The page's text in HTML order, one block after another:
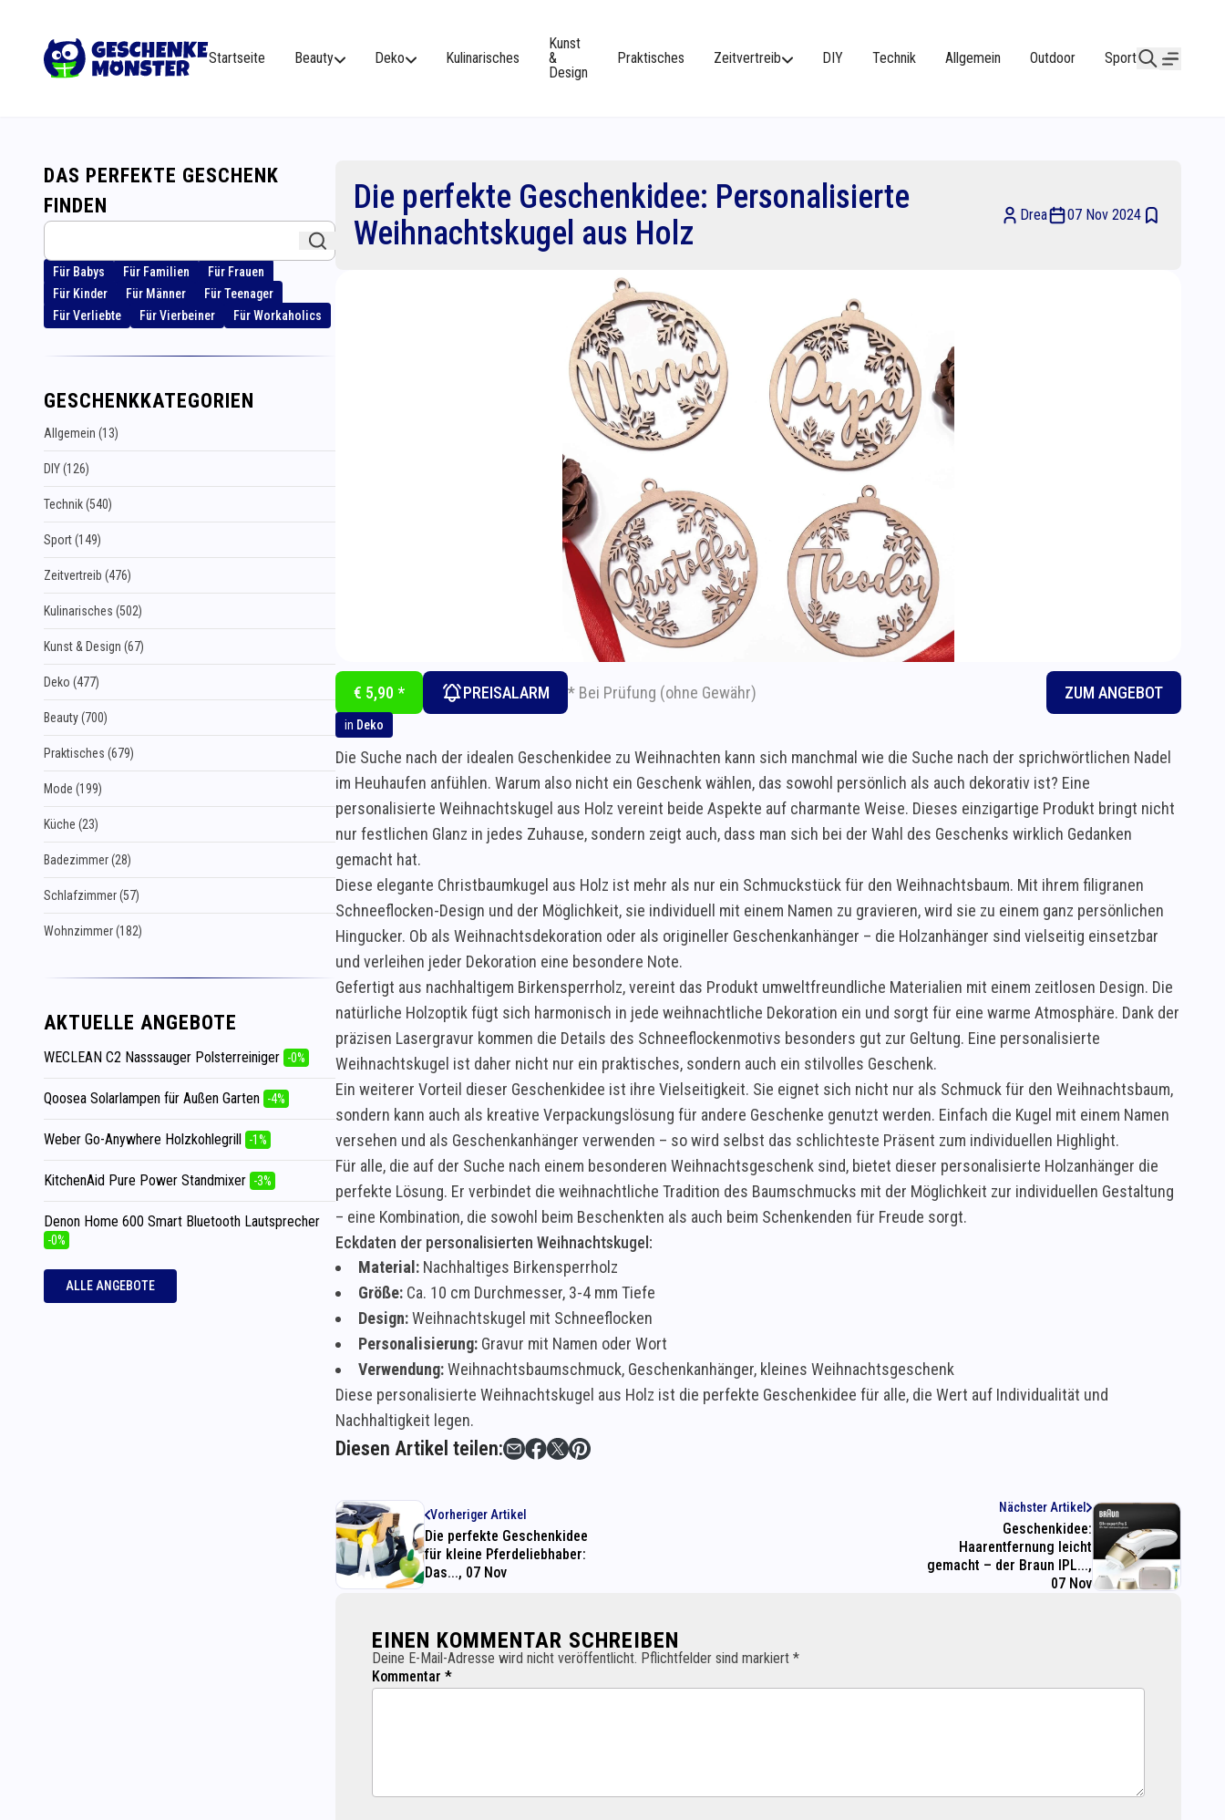
Startseite Beauty Deko Kulinarisches
Kunst
&
Design
Praktisches Zeitvertreib DIY Technik Allgemein Outdoor Sport
Die perfekte Geschenkidee: Personalisierte
Weihnachtskugel aus Holz
Drea 07 Nov 2024
€ 5,90 * PREISALARM * Bei Prüfung (ohne Gewähr) ZUM ANGEBOT
in Deko
Die Suche nach der idealen Geschenkidee zu Weihnachten kann sich manchmal wie die Suche nach der sprichwörtlichen Nadel
im Heuhaufen anfühlen. Warum also nicht ein Geschenk wählen, das sowohl persönlich als auch dekorativ ist? Eine
personalisierte Weihnachtskugel aus Holz vereint beide Aspekte auf charmante Weise. Dieses einzigartige Produkt bringt nicht
nur festlichen Glanz in jedes Zuhause, sondern zeigt auch, dass man sich bei der Wahl des Geschenks wirklich Gedanken
gemacht hat.
Diese elegante Christbaumkugel aus Holz ist mehr als nur ein Schmuckstück für den Weihnachtsbaum. Mit ihrem filigranen
Schneeflocken-Design und der Möglichkeit, sie individuell mit einem Namen zu gravieren, wird sie zu einem ganz persönlichen
Hingucker. Ob als Weihnachtsdekoration oder als origineller Geschenkanhänger – die Holzanhänger sind vielseitig einsetzbar
und verleihen jeder Dekoration eine besondere Note.
Gefertigt aus nachhaltigem Birkensperrholz, vereint das Produkt umweltfreundliche Materialien mit einem zeitlosen Design. Die
natürliche Holzoptik fügt sich harmonisch in jede weihnachtliche Dekoration ein und sorgt für eine warme Atmosphäre. Dank der
präzisen Lasergravur kommen die Details des Schneeflockenmotivs besonders gut zur Geltung. Eine personalisierte
Weihnachtskugel ist daher nicht nur ein praktisches, sondern auch ein stilvolles Geschenk.
Ein weiterer Vorteil dieser Geschenkidee ist ihre Vielseitigkeit. Sie eignet sich nicht nur als Schmuck für den Weihnachtsbaum,
sondern kann auch als kreative Verpackungslösung für andere Geschenke genutzt werden. Einfach die Kugel mit einem Namen
versehen und als Geschenkanhänger verwenden – so wird selbst das schlichteste Präsent zum individuellen Highlight.
Für alle, die auf der Suche nach einem besonderen Weihnachtsgeschenk sind, bietet dieser personalisierte Holzanhänger die
perfekte Lösung. Er verbindet die weihnachtliche Tradition des Baumschmucks mit der Möglichkeit zur individuellen Gestaltung
– eine Kombination, die sowohl beim Beschenkten als auch beim Schenkenden für Freude sorgt.
Eckdaten der personalisierten Weihnachtskugel:
Material: Nachhaltiges Birkensperrholz
Größe: Ca. 10 cm Durchmesser, 3-4 mm Tiefe
Design:Weihnachtskugel mit Schneeflocken
Personalisierung: Gravur mit Namen oder Wort
Verwendung:Weihnachtsbaumschmuck, Geschenkanhänger, kleines Weihnachtsgeschenk
Diese personalisierte Weihnachtskugel aus Holz ist die perfekte Geschenkidee für alle, die Wert auf Individualität und
Nachhaltigkeit legen.
Diesen Artikel teilen:
Vorheriger Artikel
Die perfekte Geschenkidee
für kleine Pferdeliebhaber:
Das..., 07 Nov
Nächster Artikel
Geschenkidee:
Haarentfernung leicht
gemacht – der Braun IPL...,
07 Nov
EINEN KOMMENTAR SCHREIBEN
Deine E-Mail-Adresse wird nicht veröffentlicht. Pflichtfelder sind markiert *
Kommentar *
DAS PERFEKTE GESCHENK
FINDEN
Für Babys Für Familien
Für Frauen
Für Kinder
Für Männer
Für Teenager
Für Verliebte
Für Vierbeiner Für Workaholics
GESCHENKKATEGORIEN
Allgemein (13)
DIY (126)
Technik (540)
Sport (149)
Zeitvertreib (476)
Kulinarisches (502)
Kunst & Design (67)
Deko (477)
Beauty (700)
Praktisches (679)
Mode (199)
Küche (23)
Badezimmer (28)
Schlafzimmer (57)
Wohnzimmer (182)
AKTUELLE ANGEBOTE
WECLEAN C2 Nasssauger Polsterreiniger -0%
Qoosea Solarlampen für Außen Garten -4%
Weber Go-Anywhere Holzkohlegrill -1%
KitchenAid Pure Power Standmixer -3%
Denon Home 600 Smart Bluetooth Lautsprecher
-0%
ALLE ANGEBOTE